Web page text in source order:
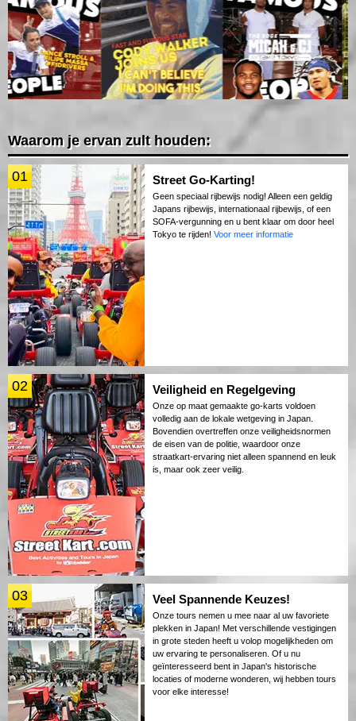
Waarom je ervan zult houden:
01 Street Go-Karting!
Geen speciaal rijbewijs nodig! Alleen een geldig
Japans rijbewijs, internationaal rijbewijs, of een
SOFA-vergunning en u bent klaar om door heel
Tokyo te rijden! Voor meer informatie
02 Veiligheid en Regelgeving
Onze op maat gemaakte go-karts voldoen
volledig aan de lokale wetgeving in Japan.
Bovendien overtreffen onze veiligheidsnormen
de eisen van de politie, waardoor onze
straatkart-ervaring niet alleen spannend en leuk
is, maar ook zeer veilig.
03 Veel Spannende Keuzes!
Onze tours nemen u mee naar al uw favoriete
plekken in Japan! Met verschillende vestigingen
in grote steden heeft u volop mogelijkheden om
uw ervaring te personaliseren. Of u nu
geïnteresseerd bent in Japan's historische
locaties of moderne wonderen, wij hebben tours
voor elke interesse!